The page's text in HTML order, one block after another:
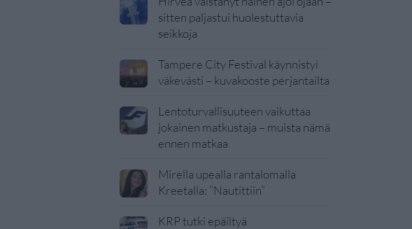
sitten paljastui huolestuttavia
seikkoja
Tampere City Festival käynnistyi
väkevästi – kuvakooste perjantailta
Lentoturvallisuuteen vaikuttaa
jokainen matkustaja – muista nämä
ennen matkaa
Mirella upealla rantalomalla
Kreetalla: ”Nautittiin”
KRP tutki epäiltyä